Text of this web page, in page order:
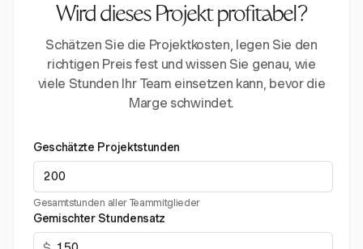
Wird dieses Projekt profitabel?
Schätzen Sie die Projektkosten, legen Sie den
richtigen Preis fest und wissen Sie genau, wie
viele Stunden Ihr Team einsetzen kann, bevor die
Marge schwindet.
Geschätzte Projektstunden
Gesamtstunden aller Teammitglieder
Gemischter Stundensatz